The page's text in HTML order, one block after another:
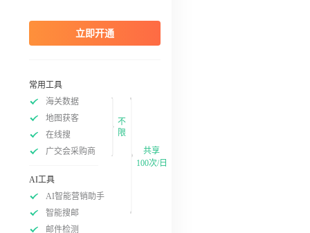
立即开通
常用工具
海关数据
地图获客
在线搜
广交会采购商
不
限
AI工具
AI智能营销助手
智能搜邮
邮件检测
共享
100次/日